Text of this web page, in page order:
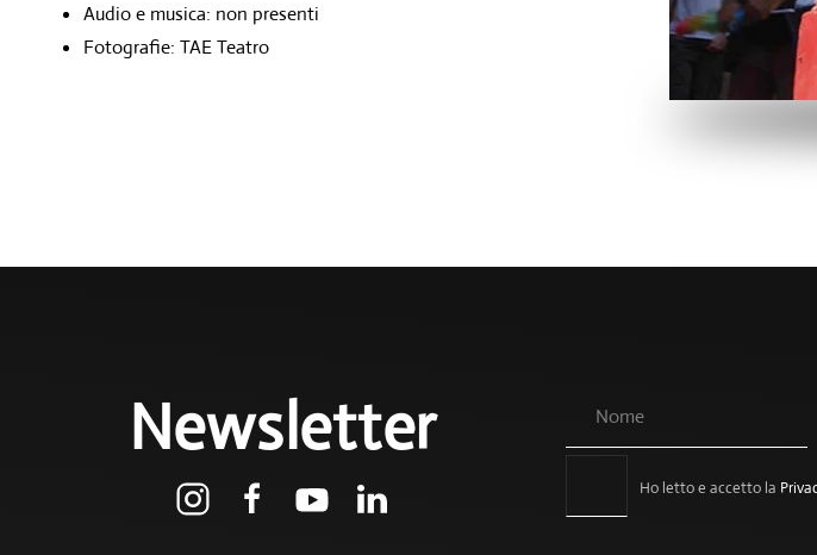
Audio e musica: non presenti
Fotografie: TAE Teatro
Newsletter
Ho letto e accetto la